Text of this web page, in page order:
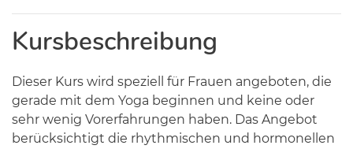
Kursbeschreibung
Dieser Kurs wird speziell für Frauen angeboten, die
gerade mit dem Yoga beginnen und keine oder
sehr wenig Vorerfahrungen haben. Das Angebot
berücksichtigt die rhythmischen und hormonellen